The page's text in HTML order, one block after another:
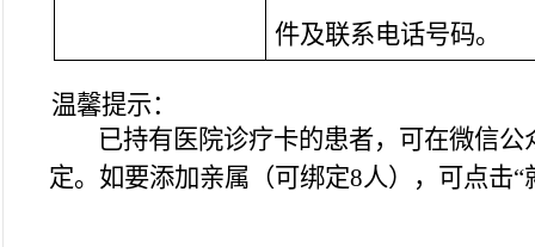
件及联系电话号码。
温馨提示：
已持有医院诊疗卡的患者，可在微信公
定。如要添加亲属（可绑定8人），可点击“